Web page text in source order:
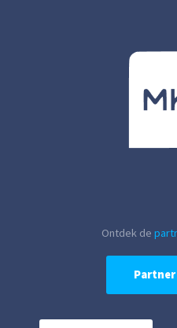
Ontdek de